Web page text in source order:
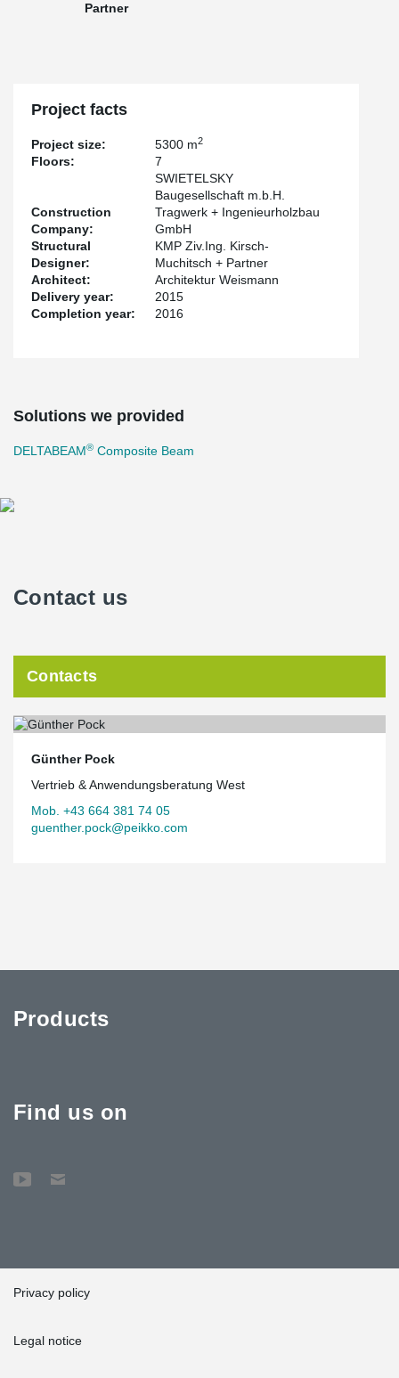
Partner
Project facts
Project size: 5300 m2
Floors: 7
Construction
Company:
SWIETELSKY
Baugesellschaft m.b.H.
Tragwerk + Ingenieurholzbau
GmbH
Structural
Designer:
KMP Ziv.Ing. Kirsch-
Muchitsch + Partner
Architect:
Architektur Weismann
Delivery year:
2015
Completion year:
2016
Solutions we provided
DELTABEAM® Composite Beam
Contact us
Contacts
Günther Pock
Vertrieb & Anwendungsberatung West
Mob. +43 664 381 74 05
guenther.pock@peikko.com
Products
Find us on
Privacy policy
Legal notice